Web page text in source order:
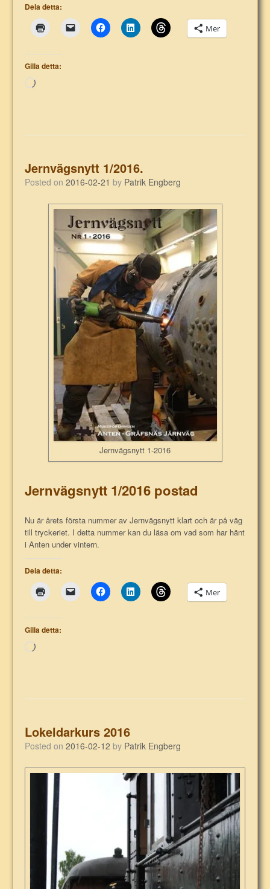
Dela detta:
Mer
Gilla detta:
Laddar
Jernvägsnytt 1/2016.
Posted on 2016-02-21 by Patrik Engberg
Jernvägsnytt 1-2016
Jernvägsnytt 1/2016 postad
Nu är årets första nummer av Jernvägsnytt klart och är på väg
till tryckeriet. I detta nummer kan du läsa om vad som har hänt
i Anten under vintern.
Dela detta:
Mer
Gilla detta:
Laddar
Lokeldarkurs 2016
Posted on 2016-02-12 by Patrik Engberg